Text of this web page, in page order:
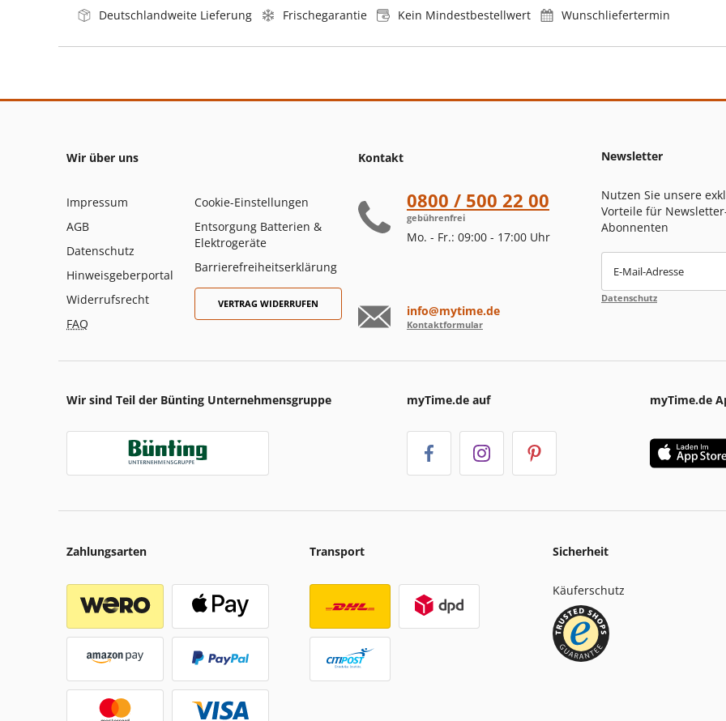
Deutschlandweite Lieferung Frischegarantie Kein Mindestbestellwert Wunschliefertermin
Wir über uns
Impressum
AGB
Datenschutz
Hinweisgeberportal
Widerrufsrecht
FAQ
Cookie-Einstellungen
Entsorgung Batterien &
Elektrogeräte
Barrierefreiheitserklärung
VERTRAG WIDERRUFEN
Kontakt
0800 / 500 22 00
gebührenfrei
Mo. - Fr.: 09:00 - 17:00 Uhr
info@mytime.de
Kontaktformular
Newsletter
Nutzen Sie unsere
Vorteile für
Abonnenten
E-Mail-Adresse
Datenschutz
Wir sind Teil der Bünting Unternehmensgruppe myTime.de auf myTime.de
Zahlungsarten Transport Sicherheit
Käuferschutz